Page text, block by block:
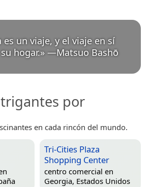
es un viaje, y el viaje en sí
hogar.» —Matsuo Bashō
por
en cada rincón del mundo.
Tri-Cities Plaza
Shopping Center
centro comercial en
Georgia, Estados Unidos